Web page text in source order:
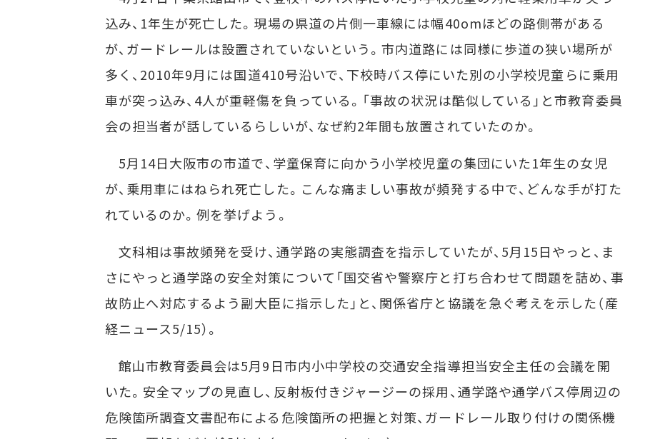
込み、1年生が死亡した。現場の県道の片側一車線には幅40omほどの路側帯がある
が、ガードレールは設置されていないという。市内道路には同様に歩道の狭い場所が
多く、2010年9月には国道410号沿いで、下校時バス停にいた別の小学校児童らに乗用
車が突っ込み、4人が重軽傷を負っている。「事故の状況は酷似している」と市教育委員
会の担当者が話しているらしいが、なぜ約2年間も放置されていたのか。
5月14日大阪市の市道で、学童保育に向かう小学校児童の集団にいた1年生の女児
が、乗用車にはねられ死亡した。こんな痛ましい事故が頻発する中で、どんな手が打た
れているのか。例を挙げよう。
文科相は事故頻発を受け、通学路の実態調査を指示していたが、5月15日やっと、ま
さにやっと通学路の安全対策について「国交省や警察庁と打ち合わせて問題を詰め、事
故防止へ対応するよう副大臣に指示した」と、関係省庁と協議を急ぐ考えを示した（産
経ニュース5/15）。
館山市教育委員会は5月9日市内小中学校の交通安全指導担当安全主任の会議を開
いた。安全マップの見直し、反射板付きジャージーの採用、通学路や通学バス停周辺の
危険箇所調査文書配布による危険箇所の把握と対策、ガードレール取り付けの関係機